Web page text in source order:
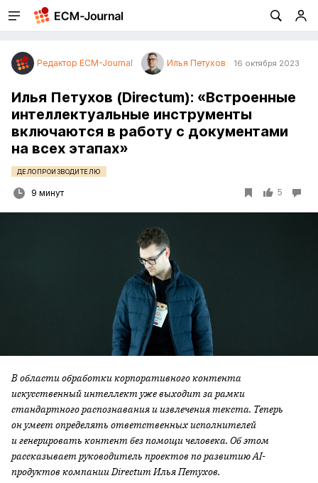
Редактор ECM-Journal Илья Петухов 16 октября 2023
Илья Петухов (Directum): «Встроенные
интеллектуальные инструменты
включаются в работу с документами
на всех этапах»
ДЕЛОПРОИЗВОДИТЕЛЮ
9 минут 5
В области обработки корпоративного контента
искусственный интеллект уже выходит за рамки
стандартного распознавания и извлечения текста. Теперь
он умеет определять ответственных исполнителей
и генерировать контент без помощи человека. Об этом
рассказывает руководитель проектов по развитию AI-
продуктов компании Directum Илья Петухов.